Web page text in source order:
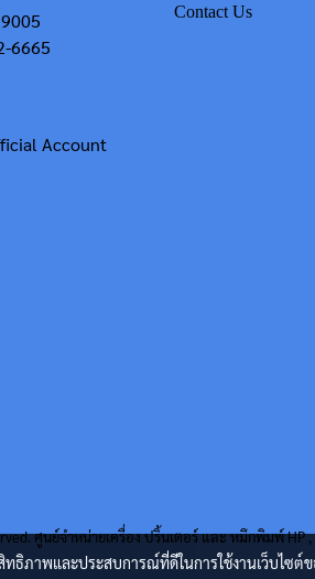
6665
Account
Contact Us
ศูนย์จำหน่ายเครื่อง ปริ้นเตอร์ และ หมึกพิมพ์
ทธิภาพและประสบการณ์ที่ดีในการใช้งานเว็บไซต์